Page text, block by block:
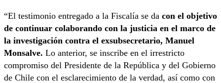
“El testimonio entregado a la Fiscalía se da con el objetivo
de continuar colaborando con la justicia en el marco de
la investigación contra el exsubsecretario, Manuel
Monsalve. Lo anterior, se inscribe en el irrestricto
compromiso del Presidente de la República y del Gobierno
de Chile con el esclarecimiento de la verdad, así como con